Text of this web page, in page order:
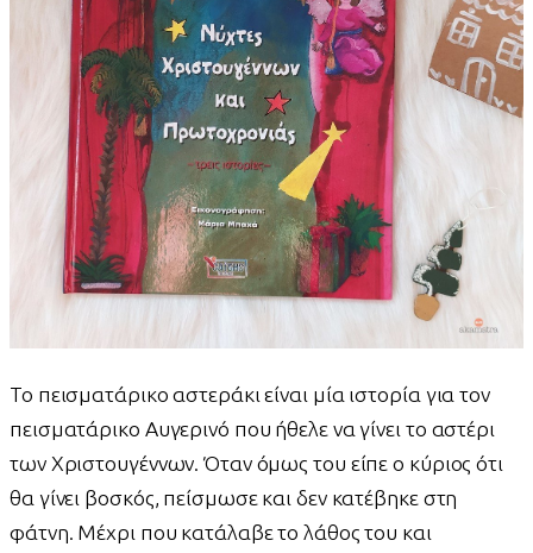
Το πεισματάρικο αστεράκι είναι μία ιστορία για τον
πεισματάρικο Αυγερινό που ήθελε να γίνει το αστέρι
των Χριστουγέννων. Όταν όμως του είπε ο κύριος ότι
θα γίνει βοσκός, πείσμωσε και δεν κατέβηκε στη
φάτνη. Μέχρι που κατάλαβε το λάθος του και